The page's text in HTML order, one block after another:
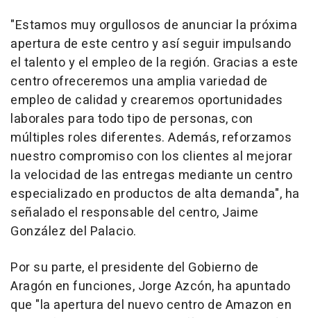
"Estamos muy orgullosos de anunciar la próxima
apertura de este centro y así seguir impulsando
el talento y el empleo de la región. Gracias a este
centro ofreceremos una amplia variedad de
empleo de calidad y crearemos oportunidades
laborales para todo tipo de personas, con
múltiples roles diferentes. Además, reforzamos
nuestro compromiso con los clientes al mejorar
la velocidad de las entregas mediante un centro
especializado en productos de alta demanda", ha
señalado el responsable del centro, Jaime
González del Palacio.
Por su parte, el presidente del Gobierno de
Aragón en funciones, Jorge Azcón, ha apuntado
que "la apertura del nuevo centro de Amazon en